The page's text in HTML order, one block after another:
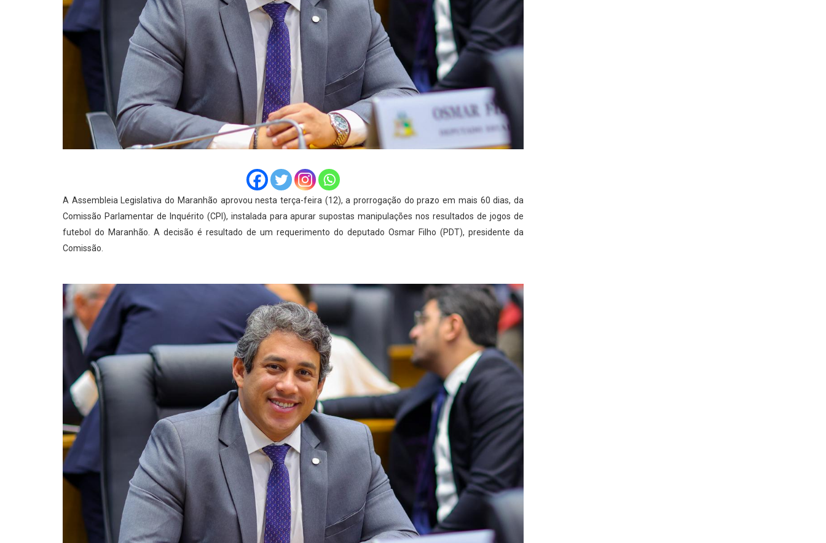
A Assembleia Legislativa do Maranhão aprovou nesta terça-feira (12), a prorrogação do prazo em mais 60 dias, da
Comissão Parlamentar de Inquérito (CPI), instalada para apurar supostas manipulações nos resultados de jogos de
futebol do Maranhão. A decisão é resultado de um requerimento do deputado Osmar Filho (PDT), presidente da
Comissão.